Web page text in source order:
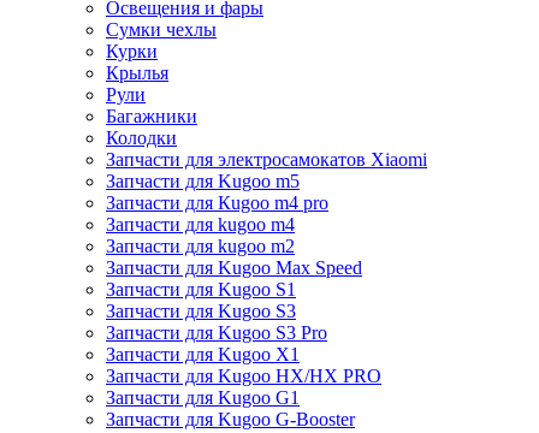
Освещения и фары
Сумки чехлы
Курки
Крылья
Рули
Багажники
Колодки
Запчасти для электросамокатов Xiaomi
Запчасти для Kugoo m5
Запчасти для Кugoo m4 pro
Запчасти для kugoo m4
Запчасти для kugoo m2
Запчасти для Kugoo Max Speed
Запчасти для Kugoo S1
Запчасти для Kugoo S3
Запчасти для Kugoo S3 Pro
Запчасти для Kugoo X1
Запчасти для Kugoo HX/HX PRO
Запчасти для Kugoo G1
Запчасти для Kugoo G-Booster